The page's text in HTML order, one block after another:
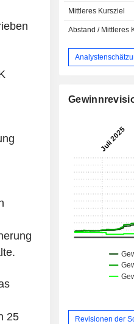
25
Mittleres Kursziel
Abstand / Mittleres
Revisionen der